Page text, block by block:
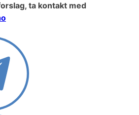
ta kontakt med